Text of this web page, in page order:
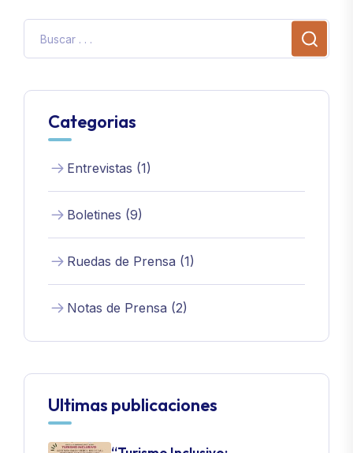
Categorias
Entrevistas (1)
Boletines (9)
Ruedas de Prensa (1)
Notas de Prensa (2)
Ultimas publicaciones